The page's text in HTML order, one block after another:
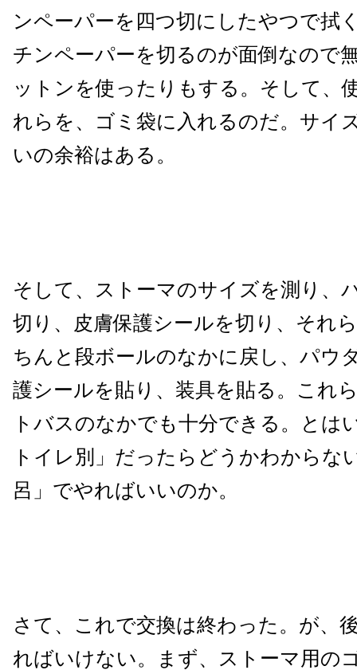
ンペーパーを四つ切にしたやつで拭
チンペーパーを切るのが面倒なので
ットンを使ったりもする。そして、
れらを、ゴミ袋に入れるのだ。サイ
いの余裕はある。
そして、ストーマのサイズを測り、
切り、皮膚保護シールを切り、それ
ちんと段ボールのなかに戻し、パウ
護シールを貼り、装具を貼る。これ
トバスのなかでも十分できる。とは
トイレ別」だったらどうかわからな
呂」でやればいいのか。
さて、これで交換は終わった。が、
ればいけない。まず、ストーマ用の